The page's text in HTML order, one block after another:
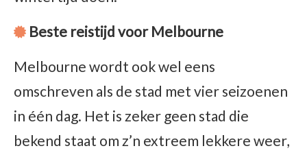
Beste reistijd voor Melbourne
Melbourne wordt ook wel eens
omschreven als de stad met vier seizoenen
in één dag. Het is zeker geen stad die
bekend staat om z’n extreem lekkere weer,